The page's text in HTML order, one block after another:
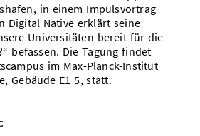
in einem Impulsvortrag
Digital Native erklärt seine
Universitäten bereit für die
befassen. Die Tagung findet
im Max-Planck-Institut
Gebäude E1 5, statt.